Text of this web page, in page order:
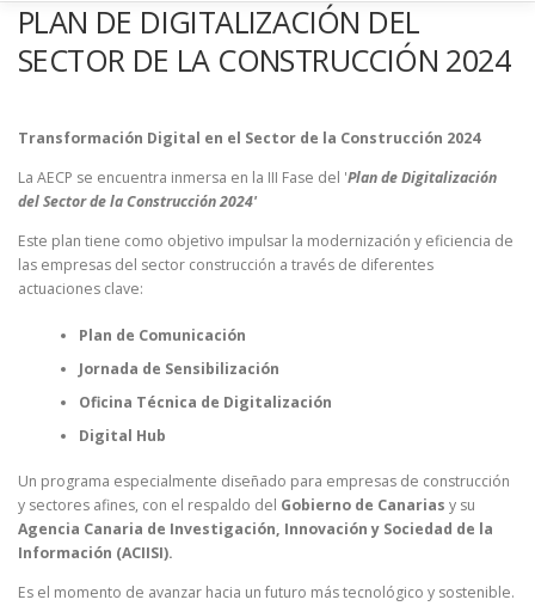
AECPLPA NOTICIAS TRANSPARENCIA
INICIAR SESIÓN
PLAN DE DIGITALIZACIÓN DEL
SECTOR DE LA CONSTRUCCIÓN 2024
Transformación Digital en el Sector de la Construcción 2024
La AECP se encuentra inmersa en la III Fase del 'Plan de Digitalización
del Sector de la Construcción 2024'
Este plan tiene como objetivo impulsar la modernización y eficiencia de
las empresas del sector construcción a través de diferentes
actuaciones clave:
Plan de Comunicación
Jornada de Sensibilización
Oficina Técnica de Digitalización
Digital Hub
Un programa especialmente diseñado para empresas de construcción
y sectores afines, con el respaldo del Gobierno de Canarias y su
Agencia Canaria de Investigación, Innovación y Sociedad de la
Información (ACIISI).
Es el momento de avanzar hacia un futuro más tecnológico y sostenible.